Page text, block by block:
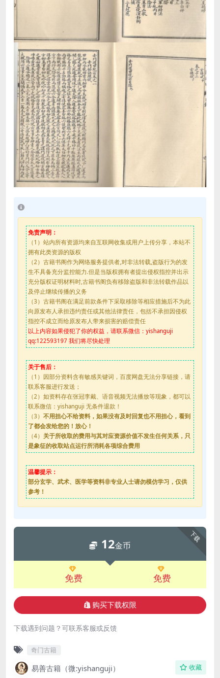
免责声明：
（1）站内所有资源均来自互联网收集或用户上传分享，本站不
拥有此类资源的版权
（2）古籍书阁作为网络服务提供者,对非法转载,盗版行为的发
生不具备充分监控能力.但是当版权拥有者提出侵权指控并出示
充分版权证明材料时,古籍书阁负有移除盗版和非法转载作品以
及停止继续传播的义务
（3）古籍书阁在满足前款条件下采取移除等相应措施后不为此
向原发布人承担违约责任或其他法律责任，包括不承担因侵权
指控不成立而给原发布人带来损害的赔偿责任
以上内容如果侵犯了你的权益，请联系微信：yishanguji
qq:122593197 我们将尽快处理
关于售后：
（1）因部分资料含有敏感关键词，百度网盘无法分享链接，请
联系客服进行发送；
（2）如资料存在张冠李戴、语音视频无法播放等现象，都可以
联系微信：yishanguji 无条件退款！
（3） 不用担心不给资料，如果没有及时回复也不用担心，看到
了都会发给您的！放心！
（4） 关于所收取的费用与其对应资源价值不发生任何关系，只
是象征的收取站点运行所消耗各项综合费用
温馨提示：
部分玄学、武术、医学等资料非专业人士请勿模仿学习，仅供
参考！
下载
12金币
免费 免费
购买下载权限
下载遇到问题？可联系客服或反馈
奇门古籍
易善古籍（微:yishanguji） 收藏